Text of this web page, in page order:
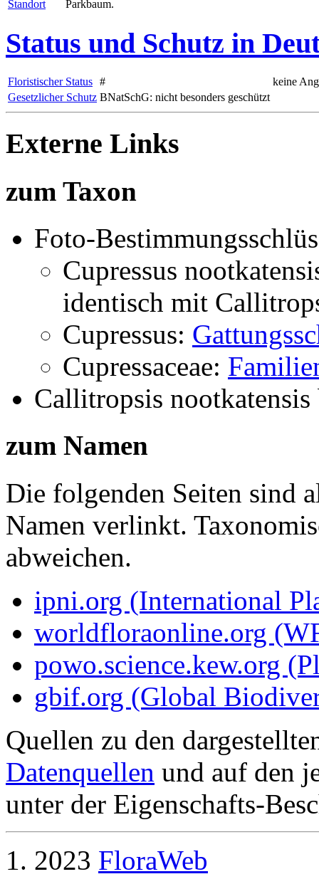
Standort Parkbaum.
Status und Schutz in
Floristischer Status #
keine
Gesetzlicher Schutz BNatSchG: nicht besonders geschützt
Externe Links
zum Taxon
Foto-
Cupressus
identisch mit
Cupressus:
Cupressaceae:
Callitropsis nootkatensis
zum Namen
Die folgenden Seiten sind
Namen verlinkt.
abweichen.
ipni.org (International
worldfloraonline.org
powo.science.kew.org
gbif.org (Global
Quellen zu den
Datenquellen und auf den
unter der Eigenschafts-
2023 FloraWeb